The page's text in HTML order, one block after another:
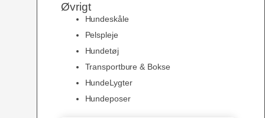
Øvrigt
Hundeskåle
Pelspleje
Hundetøj
Transportbure & Bokse
HundeLygter
Hundeposer